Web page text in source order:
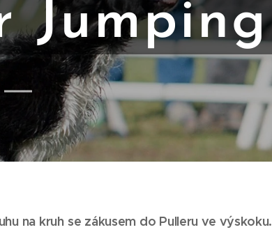
Jumping
na kruh se zákusem do Pulleru ve výskoku.